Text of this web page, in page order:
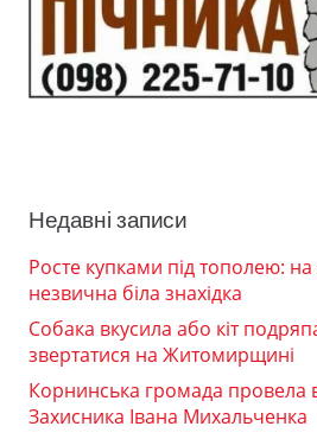
Недавні записи
Росте купками під тополею:
незвична біла знахідка
Собака вкусила або кіт
звертатися на Житомирщині
Корнинська громада провела
Захисника Івана Михальченка